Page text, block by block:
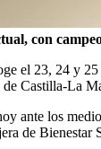
con
el 23, 24 y
de Castilla-La
ante los
de